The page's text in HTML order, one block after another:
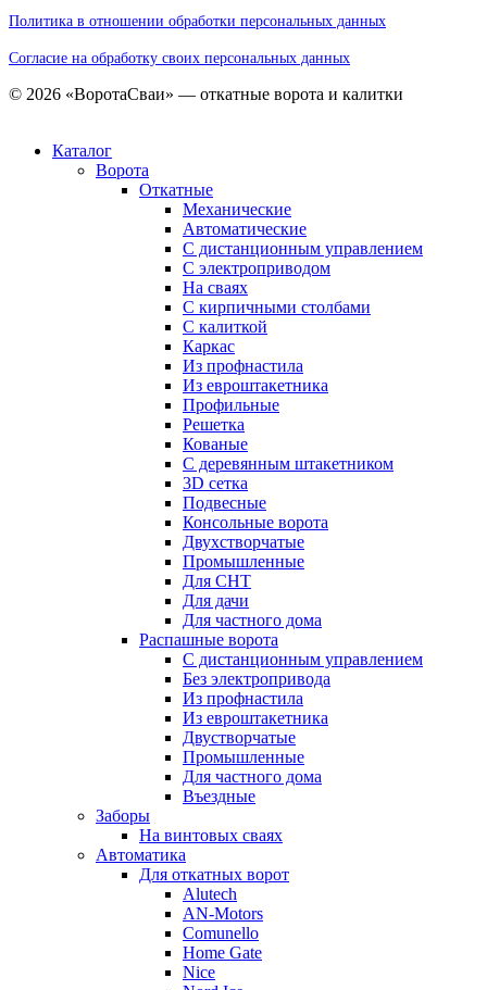
Политика в отношении обработки персональных данных
Cогласие на обработку своих персональных данных
© 2026 «ВоротаСваи» — откатные ворота и калитки
Каталог
Ворота
Откатные
Механические
Автоматические
С дистанционным управлением
С электроприводом
На сваях
С кирпичными столбами
С калиткой
Каркас
Из профнастила
Из евроштакетника
Профильные
Решетка
Кованые
С деревянным штакетником
3D сетка
Подвесные
Консольные ворота
Двухстворчатые
Промышленные
Для СНТ
Для дачи
Для частного дома
Распашные ворота
С дистанционным управлением
Без электропривода
Из профнастила
Из евроштакетника
Двустворчатые
Промышленные
Для частного дома
Въездные
Заборы
На винтовых сваях
Автоматика
Для откатных ворот
Alutech
AN-Motors
Comunello
Home Gate
Nice